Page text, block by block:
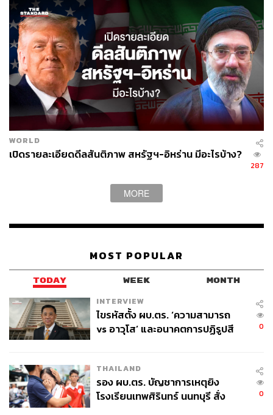
an-taliban-horrifying-human-rights-curbs-un
https://www.aljazeera.com/news/2021/8/13/they-sold
-us-out-afghans-in-disbelief-over-taliban-gains
https://www.reuters.com/world/asia-pacific/embassie
s-get-staff-out-afghanistan-taliban-claim-two-big-citie
s-2021-08-13/
https://www.bbc.com/news/world-asia-58191638
TAGS: สงคราม UN Taliban Afghanistan
ABOUT THE AUTHOR
THE STANDARD TEAM
กองบรรณาธิการ THE STANDARD
WORLD
เปิดรายละเอียดดีลสันติภาพ สหรัฐฯ-อิหร่าน มีอะไรบ้าง?
287
MORE
MOST POPULAR
TODAY WEEK MONTH
INTERVIEW
ไขรหัสตั้ง ผบ.ตร. ‘ความสามารถ
vs อาวุโส’ และอนาคตการปฏิรูปสี
0
THAILAND
รอง ผบ.ตร. บัญชาการเหตุยิง
โรงเรียนเทพศิรินทร์ นนทบุรี สั่ง
0